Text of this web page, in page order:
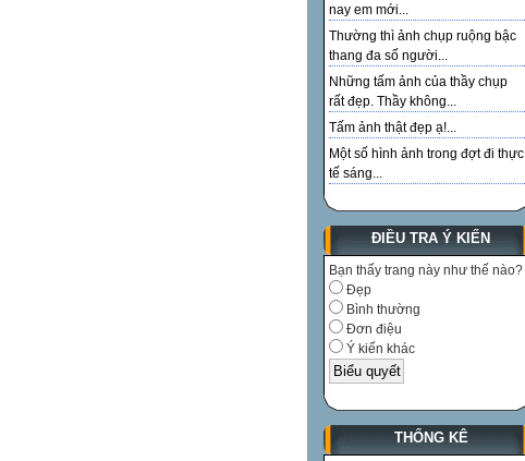
nay em mới...
Thường thì ảnh chụp ruộng bậc
thang đa số người...
Những tấm ảnh của thầy chụp
rất đẹp. Thầy không...
Tấm ảnh thật đẹp ạ!...
Một số hình ảnh trong đợt đi thực
tế sáng...
ĐIỀU TRA Ý KIẾN
Bạn thấy trang này như thế nào?
Đẹp
Bình thường
Đơn điệu
Ý kiến khác
THỐNG KÊ